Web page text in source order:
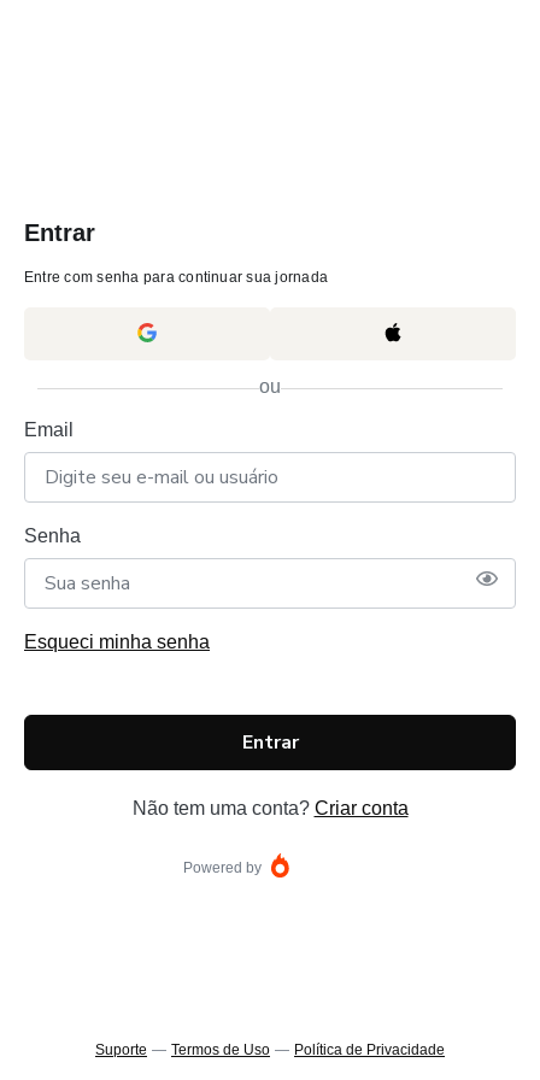
Entrar
Entre com senha para continuar sua jornada
ou
Email
Senha
Esqueci minha senha
Entrar
Não tem uma conta? Criar conta
Powered by
Suporte — Termos de Uso — Política de Privacidade